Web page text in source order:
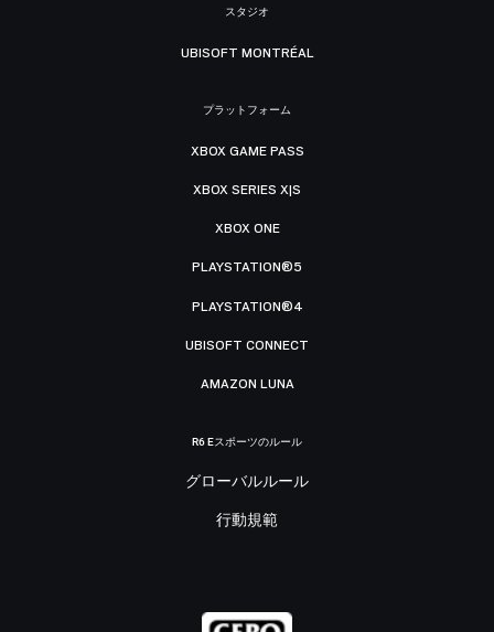
スタジオ
UBISOFT MONTRÉAL
プラットフォーム
XBOX GAME PASS
XBOX SERIES X|S
XBOX ONE
PLAYSTATION®5
PLAYSTATION®4
UBISOFT CONNECT
AMAZON LUNA
R6 Eスポーツのルール
グローバルルール
行動規範